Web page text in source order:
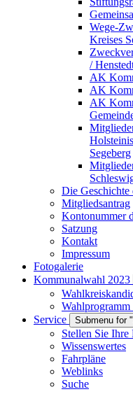
Wege-
Kreises
/
AK
AK
AK
Segeberg
Die
Mitgliedsantrag
Kontonummer
Satzung
Kontakt
Impressum
Fotogalerie
Kommunalwahl 2023
Service
Submenu for
Stellen Sie Ihre
Wissenswertes
Fahrpläne
Weblinks
Suche